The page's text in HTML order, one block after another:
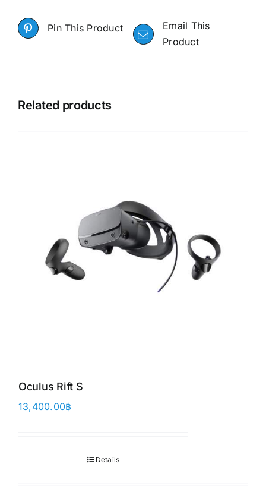
Pin This Product
Email This
Product
Related products
Oculus Rift S
13,400.00฿
Details